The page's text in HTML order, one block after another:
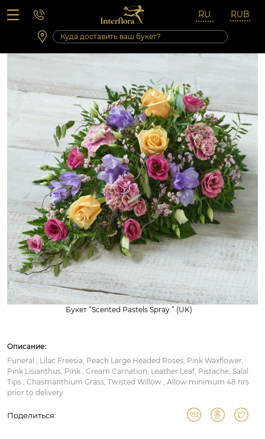
Вопросы-ответы
Сб 10:00 ‐ 14:00
Выходные и праздничные дни
Букет “Scented Pastels Spray.” (UK)
Описание:
Funeral , Lilac Freesia, Peach Large Headed Roses, Pink Waxflower,
Pink Lisianthus, Pink , Cream Carnation, Leather Leaf, Pistache, Salal
Tips , Chasmanthium Grass, Twisted Willow , Allow minimum 48 hrs
prior to delivery
Поделиться: